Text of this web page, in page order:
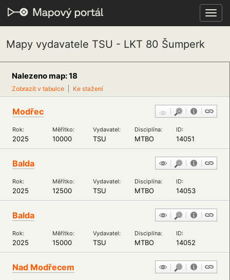
Mapy vydavatele TSU - LKT 80 Šumperk
Nalezeno map: 18
Zobrazit v tabulce Ke stažení
Modřec
Rok: Měřítko: Vydavatel: Disciplína: ID:
2025 10000 TSU MTBO 14051
Balda
Rok: Měřítko: Vydavatel: Disciplína: ID:
2025 12500 TSU MTBO 14053
Balda
Rok: Měřítko: Vydavatel: Disciplína: ID:
2025 15000 TSU MTBO 14052
Nad Modřecem